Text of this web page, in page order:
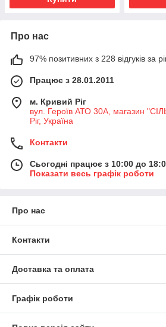
Про нас
97% позитивних з 228 відгуків за
Працює з 28.01.2011
м. Кривий Ріг
вул. Героїв АТО 30А, магазин
Ріг, Україна
Контакти
Сьогодні працює з 10:00 до
Показати весь графік роботи
Про нас
Контакти
Доставка та оплата
Графік роботи